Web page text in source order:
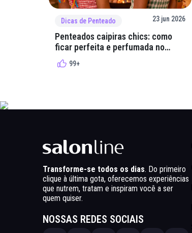
Dicas de Penteado 23 jun 2026
Penteados caipiras chics: como
ficar perfeita e perfumada no
arraial
99+
Transforme-se todos os dias. Do primeiro
clique à última gota, oferecemos experiências
que nutrem, tratam e inspiram você a ser
quem quiser.
NOSSAS REDES SOCIAIS